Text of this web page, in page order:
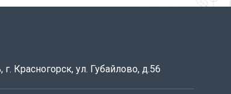
Красногорск, ул. Губайлово, д.56